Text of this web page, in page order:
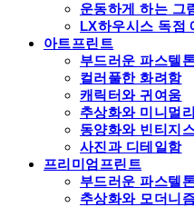
운동하게 하는 그
LX하우시스 독점
아트프린트
부드러운 파스텔
컬러풀한 화려함
캐릭터와 귀여움
추상화와 미니멀
동양화와 빈티지
사진과 디테일함
프리미엄프린트
부드러운 파스텔
추상화와 모더니